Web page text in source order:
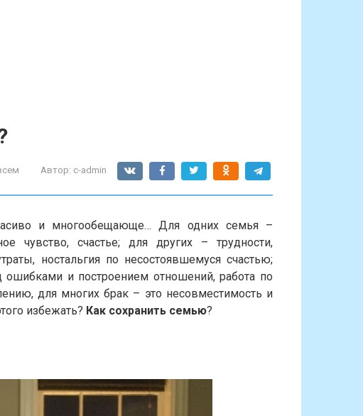
Автор: c-admin
и многообещающе… Для одних семья –
чувство, счастье; для других – трудности,
ностальгия по несостоявшемуся счастью;
ошибками и построением отношений, работа по
для многих брак – это несовместимость и
избежать? Как сохранить семью?